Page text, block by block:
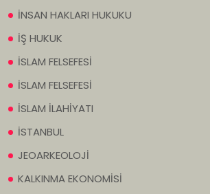
İNSAN HAKLARI HUKUKU
İŞ HUKUK
İSLAM FELSEFESİ
İSLAM FELSEFESİ
İSLAM İLAHİYATI
İSTANBUL
JEOARKEOLOJİ
KALKINMA EKONOMİSİ